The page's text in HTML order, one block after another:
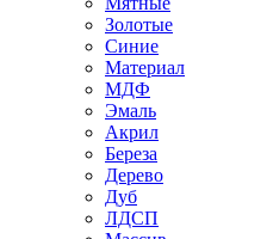
Золотые
Синие
Материал
МДФ
Эмаль
Акрил
Береза
Дерево
Дуб
ЛДСП